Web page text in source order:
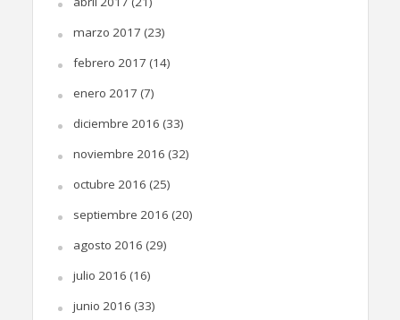
marzo 2017 (23)
febrero 2017 (14)
enero 2017 (7)
diciembre 2016 (33)
noviembre 2016 (32)
octubre 2016 (25)
septiembre 2016 (20)
agosto 2016 (29)
julio 2016 (16)
junio 2016 (33)